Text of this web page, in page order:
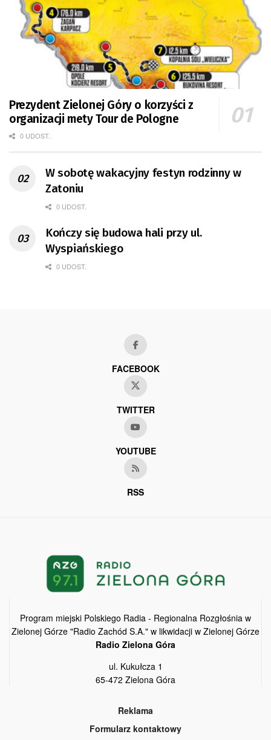
Prezydent Zielonej Góry o korzyści z
organizacji mety Tour de Pologne
0 UDOST.
W sobotę wakacyjny festyn rodzinny w
Zatoniu
0 UDOST.
Kończy się budowa hali przy ul.
Wyspiańskiego
0 UDOST.
FACEBOOK
TWITTER
YOUTUBE
RSS
Program miejski Polskiego Radia - Regionalna Rozgłośnia w
Zielonej Górze "Radio Zachód S.A." w likwidacji w Zielonej Górze
Radio Zielona Góra
ul. Kukułcza 1
65-472 Zielona Góra
Reklama
Formularz kontaktowy